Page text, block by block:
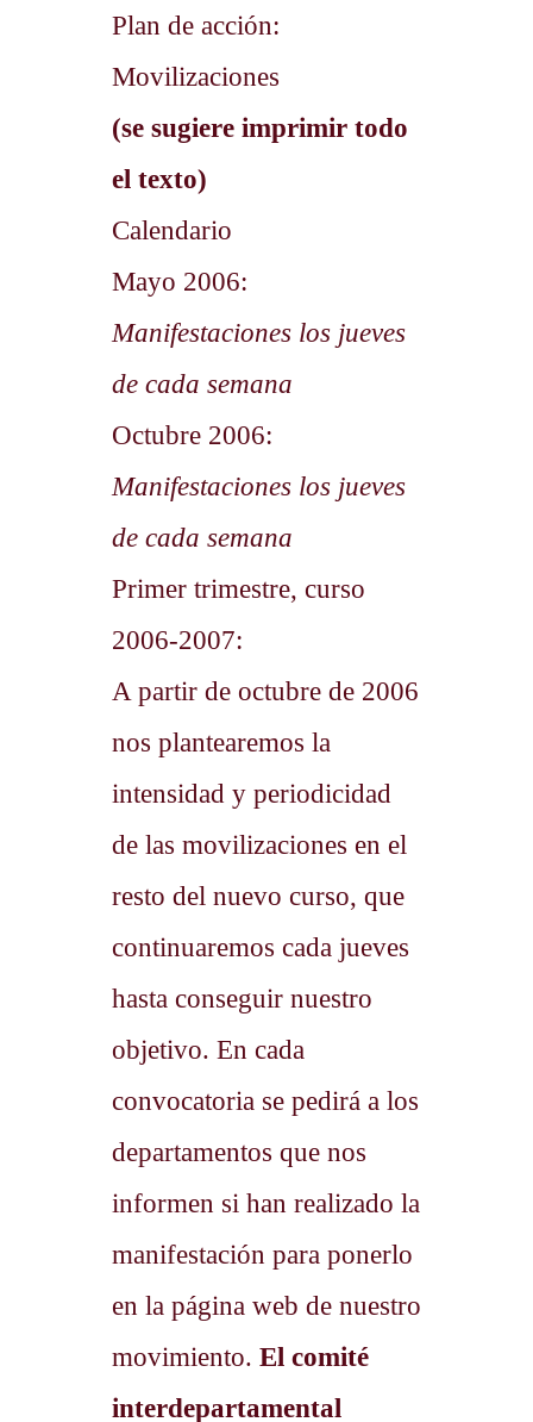
Plan de acción:
Movilizaciones
(se sugiere imprimir todo
el texto)
Calendario
Mayo 2006:
Manifestaciones los jueves
de cada semana
Octubre 2006:
Manifestaciones los jueves
de cada semana
Primer trimestre, curso
2006-2007:
A partir de octubre de 2006
nos plantearemos la
intensidad y periodicidad
de las movilizaciones en el
resto del nuevo curso, que
continuaremos cada jueves
hasta conseguir nuestro
objetivo. En cada
convocatoria se pedirá a los
departamentos que nos
informen si han realizado la
manifestación para ponerlo
en la página web de nuestro
movimiento. El comité
interdepartamental